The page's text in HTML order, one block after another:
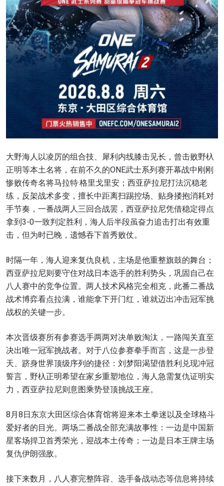
大野海人以凌厉的组合技、犀利内线膝击见长，曾击败野杁
正明等本土名将，在前不久的ONE武士系列赛开幕战中刚刚
惨败传奇名将马拉特·格里戈里安；西亚萨拉尼打法沉稳老
练，反架战术多变，擅长中距离扫踢控场、贴身搂抱消耗对
手节奏，一番战两人三回合战罢，西亚萨拉尼凭借稳定得点
拿到3-0一致判定胜利，海人后半段虽奋力追击打出有效重
击，但为时已晚，遗憾吞下首秀败仗。
时隔一年，海人迎来复仇良机，主场是他重整旗鼓的舞台；
西亚萨拉尼则要守住对战日本选手的胜利势头，巩固自己在
八人赛中的竞争位置。两人技术风格完全相克，此番二番战
战术博弈看点拉满，谁能拿下开门红，谁就迈出冲击冠军挑
战权的关键一步。
本次晋级赛所有参赛选手两两对决单败淘汰，一路闯关直至
决出唯一冠军挑战者。对于八位参赛拳手而言，这是一步登
天、跻身世界顶级序列的捷径：刘梦阳渴望借胜利兑现冲冠
誓言，野杁正明希望在家乡重塑地位，海人急需复仇证明实
力，西亚萨拉尼则意图乘势登顶挑战王座。
8月8日东京大田区综合体育馆将迎来本土拳迷以及全球格斗
爱好者的目光。两场二番战全部充满故事性：一边是中国新
星客场捍卫首秀荣光，迎战本土传奇；一边是日本王牌主场
复仇伊朗强敌。
接下来数月，八人赛完整阵容、选手备战动态等信息将持续